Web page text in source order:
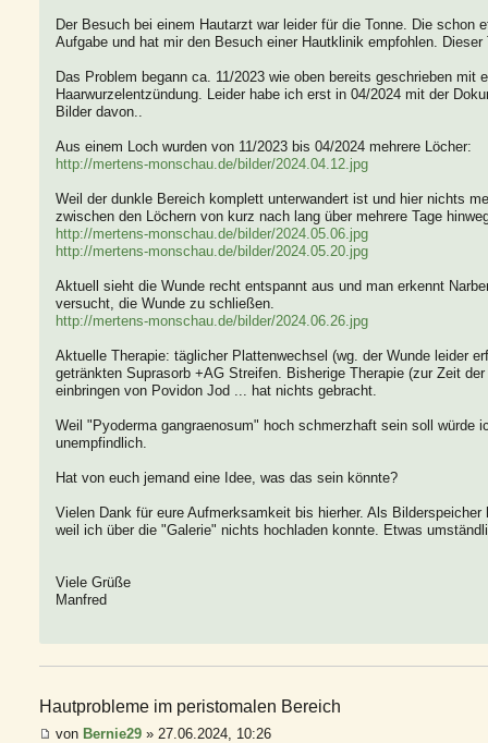
Der Besuch bei einem Hautarzt war leider für die Tonne. Die schon
Aufgabe und hat mir den Besuch einer Hautklinik empfohlen.
Das Problem begann ca. 11/2023 wie oben bereits geschrieben mit
Haarwurzelentzündung. Leider habe ich erst in 04/2024 mit der
Bilder davon..
Aus einem Loch wurden von 11/2023 bis 04/2024 mehrere Löcher:
http://mertens-monschau.de/bilder/2024.04.12.jpg
Weil der dunkle Bereich komplett unterwandert ist und hier nichts
zwischen den Löchern von kurz nach lang über mehrere Tage
http://mertens-monschau.de/bilder/2024.05.06.jpg
http://mertens-monschau.de/bilder/2024.05.20.jpg
Aktuell sieht die Wunde recht entspannt aus und man erkennt
versucht, die Wunde zu schließen.
http://mertens-monschau.de/bilder/2024.06.26.jpg
Aktuelle Therapie: täglicher Plattenwechsel (wg. der Wunde leider
getränkten Suprasorb +AG Streifen. Bisherige Therapie (zur Zeit
einbringen von Povidon Jod ... hat nichts gebracht.
Weil "Pyoderma gangraenosum" hoch schmerzhaft sein soll würde
unempfindlich.
Hat von euch jemand eine Idee, was das sein könnte?
Vielen Dank für eure Aufmerksamkeit bis hierher. Als
weil ich über die "Galerie" nichts hochladen konnte. Etwas
Viele Grüße
Manfred
Hautprobleme im peristomalen Bereich
von Bernie29 » 27.06.2024, 10:26